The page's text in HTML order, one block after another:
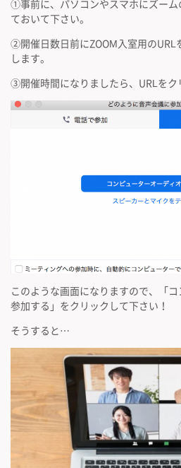
①事前に、パソコンやスマホにズー
ておいて下さい。
②開催日数日前にZOOM入室用のURL
します。
③開催時間になりましたら、URLを
このような画面になりますので、「
参加する」をクリックして下さい！
そうすると…